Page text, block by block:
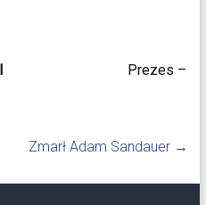
Prezes –
Zmarł Adam Sandauer →